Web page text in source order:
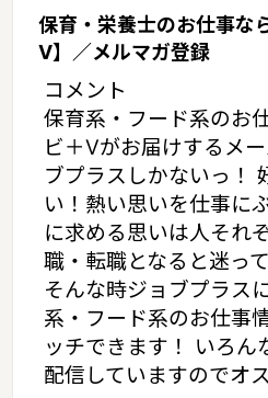
保育・栄養士のお仕事な
V】／メルマガ登録
コメント
保育系・フード系のお
ビ＋Vがお届けするメ
ブプラスしかないっ！
い！熱い思いを仕事に
に求める思いは人それ
職・転職となると迷っ
そんな時ジョブプラス
系・フード系のお仕事
ッチできます！ いろん
配信していますのでオス